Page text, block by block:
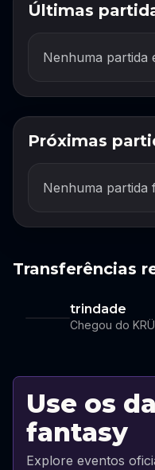
Últimas
Nenhuma partida
Próximas
Nenhuma partida
Transferências
trindade
Chegou do
Use os
fantasy
Explore eventos